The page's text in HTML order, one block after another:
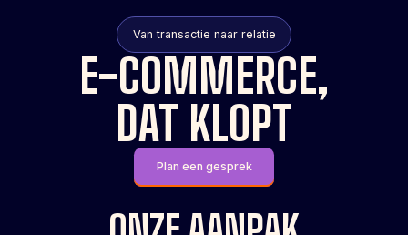
Van transactie naar relatie
E-COMMERCE,
DAT KLOPT
Plan een gesprek